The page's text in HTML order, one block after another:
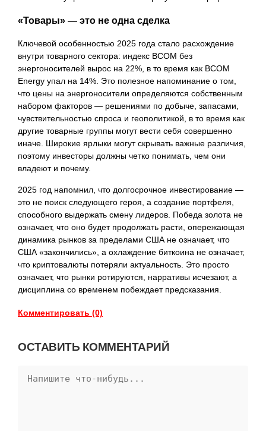
«Товары» — это не одна сделка
Ключевой особенностью 2025 года стало расхождение
внутри товарного сектора: индекс BCOM без
энергоносителей вырос на 22%, в то время как BCOM
Energy упал на 14%. Это полезное напоминание о том,
что цены на энергоносители определяются собственным
набором факторов — решениями по добыче, запасами,
чувствительностью спроса и геополитикой, в то время как
другие товарные группы могут вести себя совершенно
иначе. Широкие ярлыки могут скрывать важные различия,
поэтому инвесторы должны четко понимать, чем они
владеют и почему.
2025 год напомнил, что долгосрочное инвестирование —
это не поиск следующего героя, а создание портфеля,
способного выдержать смену лидеров. Победа золота не
означает, что оно будет продолжать расти, опережающая
динамика рынков за пределами США не означает, что
США «закончились», а охлаждение биткоина не означает,
что криптовалюты потеряли актуальность. Это просто
означает, что рынки ротируются, нарративы исчезают, а
дисциплина со временем побеждает предсказания.
Комментировать (0)
ОСТАВИТЬ КОММЕНТАРИЙ